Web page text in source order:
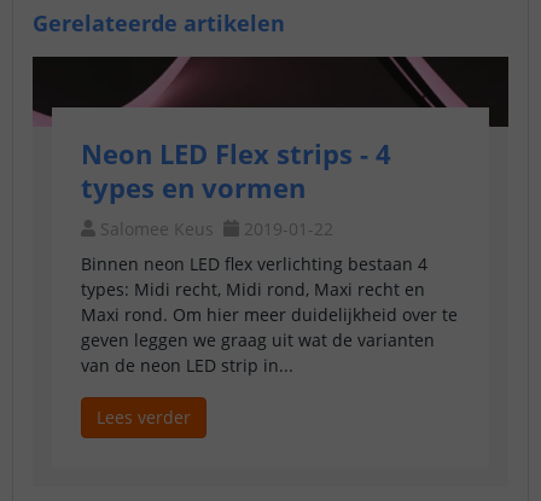
Gerelateerde artikelen
Neon LED Flex strips - 4
types en vormen
Salomee Keus
2019-01-22
Binnen neon LED flex verlichting bestaan 4
types: Midi recht, Midi rond, Maxi recht en
Maxi rond. Om hier meer duidelijkheid over te
geven leggen we graag uit wat de varianten
van de neon LED strip in...
Lees verder